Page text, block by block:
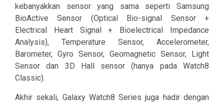
kebanyakkan sensor yang sama seperti Samsung
BioActive Sensor (Optical Bio-signal Sensor +
Electrical Heart Signal + Bioelectrical Impedance
Analysis), Temperature Sensor, Accelerometer,
Barometer, Gyro Sensor, Geomagnetic Sensor, Light
Sensor dan 3D Hall sensor (hanya pada Watch8
Classic).
Akhir sekali, Galaxy Watch8 Series juga hadir dengan